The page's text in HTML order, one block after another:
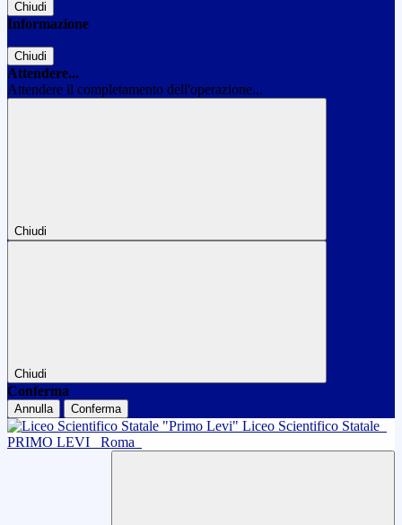
Chiudi
Informazione
Chiudi
Attendere...
Attendere il completamento dell'operazione...
Chiudi
Chiudi
Conferma
Annulla Conferma
Liceo Scientifico Statale
PRIMO LEVI
Roma